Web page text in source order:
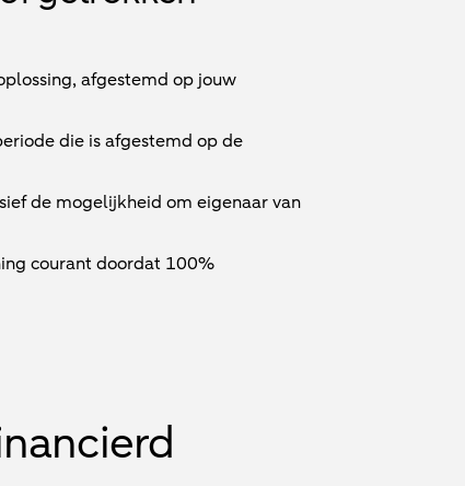
afgestemd op jouw
die is afgestemd op de
de mogelijkheid om eigenaar van
courant doordat 100%